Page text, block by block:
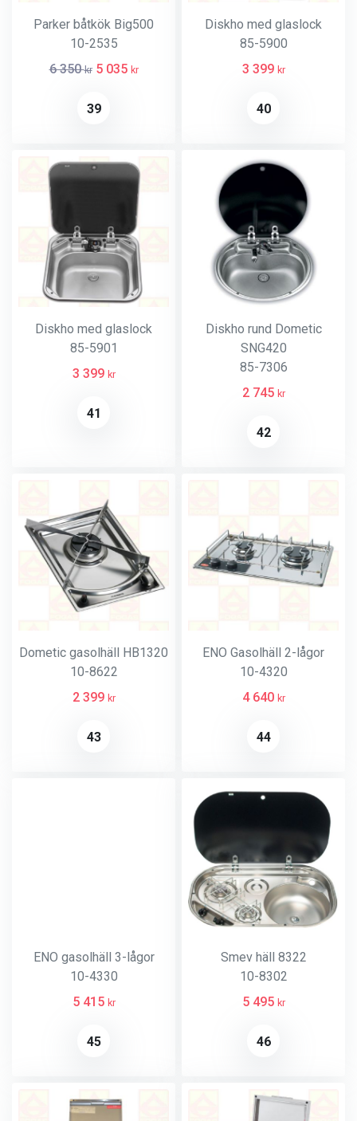
Parker båtkök Big500
10-2535
6 350kr5 035 kr
39
Diskho med glaslock
85-5900
3 399 kr
40
Diskho med glaslock
85-5901
3 399 kr
41
Diskho rund Dometic
SNG420
85-7306
2 745 kr
42
Dometic gasolhäll HB1320
10-8622
2 399 kr
43
ENO Gasolhäll 2-lågor
10-4320
4 640 kr
44
ENO gasolhäll 3-lågor
10-4330
5 415 kr
45
Smev häll 8322
10-8302
5 495 kr
46